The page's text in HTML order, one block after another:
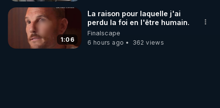
_________
LES CODES PROMO DES PARTENAIRES
1:06
La raison pour laquelle j'ai
perdu la foi en l'être humain.
Finalscape
6 hours ago
362 views